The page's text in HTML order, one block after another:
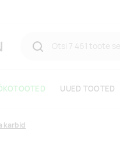
UUED TOOTED
karbid